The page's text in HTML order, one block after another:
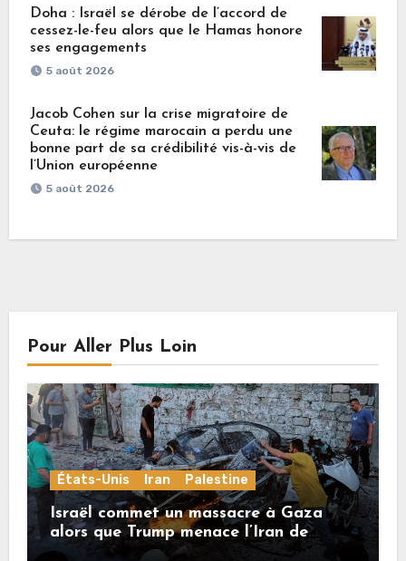
Doha : Israël se dérobe de l’accord de
cessez-le-feu alors que le Hamas honore
ses engagements
5 août 2026
Jacob Cohen sur la crise migratoire de
Ceuta: le régime marocain a perdu une
bonne part de sa crédibilité vis-à-vis de
l’Union européenne
5 août 2026
Pour Aller Plus Loin
États-Unis Iran Palestine
Israël commet un massacre à Gaza
alors que Trump menace l’Iran de
«décapitation»